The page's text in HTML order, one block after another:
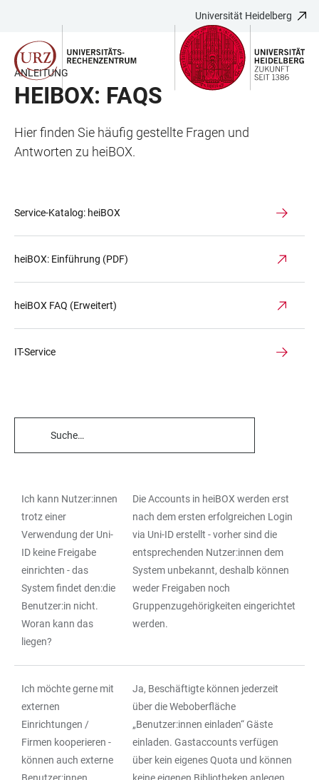
LINKS
ZUR
BARRIEREFREIHEIT
HAUPTINHALT
ÖFFNEN
ÖFFNEN
Universität Heidelberg
ANLEITUNG
HEIBOX: FAQS
Hier finden Sie häufig gestellte Fragen und
Antworten zu heiBOX.
Service-Katalog: heiBOX
heiBOX: Einführung (PDF)
heiBOX FAQ (Erweitert)
IT-Service
TABELLENFILTER
TABELLE
Ich kann Nutzer:innen
trotz einer
Verwendung der Uni-
ID keine Freigabe
einrichten - das
System findet den:die
Benutzer:in nicht.
Woran kann das
liegen?
Die Accounts in heiBOX werden erst
nach dem ersten erfolgreichen Login
via Uni-ID erstellt - vorher sind die
entsprechenden Nutzer:innen dem
System unbekannt, deshalb können
weder Freigaben noch
Gruppenzugehörigkeiten eingerichtet
werden.
Ich möchte gerne mit
externen
Einrichtungen /
Firmen kooperieren -
können auch externe
Ja, Beschäftigte können jederzeit
über die Weboberfläche
„Benutzer:innen einladen“ Gäste
einladen. Gastaccounts verfügen
über kein eigenes Quota und können